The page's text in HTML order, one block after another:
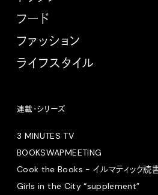
フード
ファッション
ライフスタイル
連載・シリーズ
3 MINUTES TV
BOOKSWAPMEETING
Cook the Books - イルマティック読
Girls in the City “supplement”